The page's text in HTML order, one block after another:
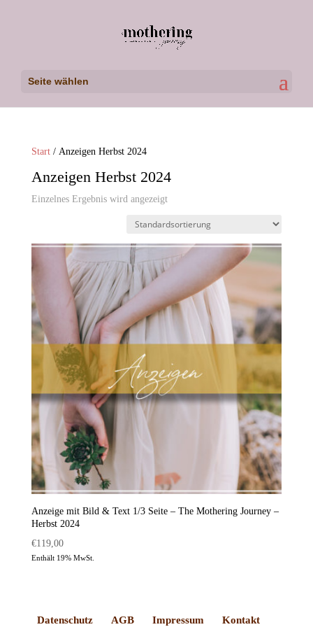
Seite wählen
Start/ Anzeigen Herbst 2024
Anzeigen Herbst 2024
Einzelnes Ergebnis wird angezeigt
Anzeige mit Bild & Text 1/3 Seite – The Mothering Journey –
Herbst 2024
€119,00
Enthält 19% MwSt.
Datenschutz AGB Impressum Kontakt